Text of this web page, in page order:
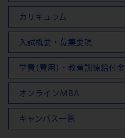
カリキュラム
入試概要・募集要項
学費(費用)・教育訓練給付金
オンラインMBA
キャンパス一覧